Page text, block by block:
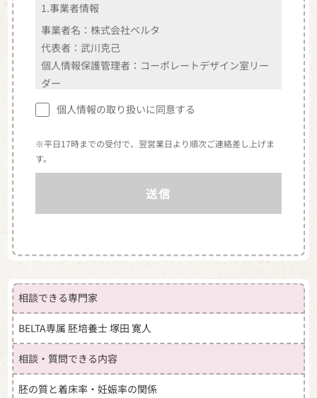
1.事業者情報
事業者名：株式会社ベルタ
代表者：武川克己
個人情報保護管理者：コーポレートデザイン室リー
ダー
住所：東京都港区北青山2-12-28 青山ビル5階
MAIL：info@belta.co.jp
（※受付時間 平日9:30〜18:30）
報
・売買契約の締結及び商品の発送、代金決済そ
の他売買契約における義務の履行のため
・お客様からのお問合せの対応、アフターサー
ビスのため
・DM等の方法による当社及び第三者の商品、サ
ービスに関する情報提供や広告配信のため
・ご購入履歴の管理のため
個人情報の取り扱いに同意する
※平日17時までの受付で、翌営業日より順次ご連絡差し上げま
す。
相談できる専門家
BELTA専属 胚培養士 塚田 寛人
相談・質問できる内容
胚の質と着床率・妊娠率の関係